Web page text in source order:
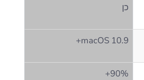
כן
macOS 10.9+
90%+